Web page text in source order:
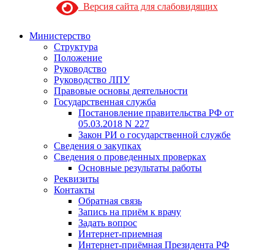
Версия сайта для слабовидящих
Министерство
Структура
Положение
Руководство
Руководство ЛПУ
Правовые основы деятельности
Государственная служба
Постановление правительства РФ от
05.03.2018 N 227
Закон РИ о государственной службе
Сведения о закупках
Сведения о проведенных проверках
Основные результаты работы
Реквизиты
Контакты
Обратная связь
Запись на приём к врачу
Задать вопрос
Интернет-приемная
Интернет-приёмная Президента РФ